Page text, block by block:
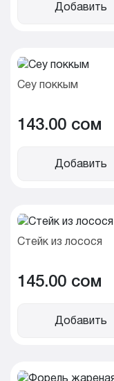
Добавить
Сеу поккым
143.00 cом
Добавить
Стейк из лосося
145.00 cом
Добавить